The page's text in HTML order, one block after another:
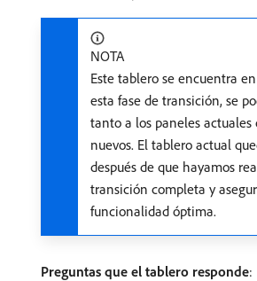
NOTA
Este tablero se encuentra
esta fase de transición, se
tanto a los paneles actuales
nuevos. El tablero actual
después de que hayamos
transición completa y
funcionalidad óptima.
Preguntas que el tablero responde: